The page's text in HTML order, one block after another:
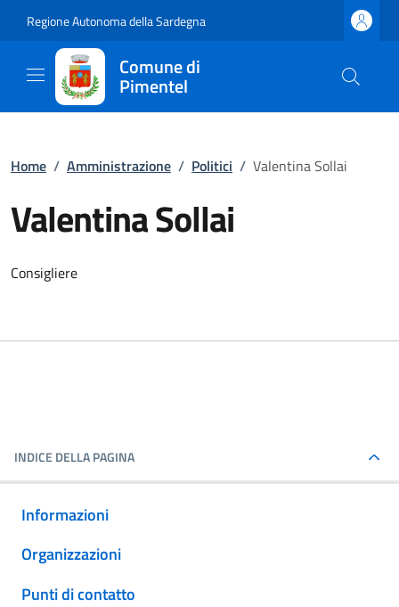
Regione Autonoma della Sardegna
Comune di
Pimentel
Home / Amministrazione / Politici / Valentina Sollai
Valentina Sollai
Consigliere
INDICE DELLA PAGINA
Informazioni
Organizzazioni
Punti di contatto